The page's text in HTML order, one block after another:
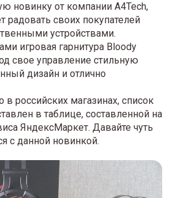
новинку от компании A4Tech,
радовать своих покупателей
устройствами.
игровая гарнитура Bloody
свое управление стильную
дизайн и отлично
в российских магазинах, список
в таблице, составленной на
ЯндексМаркет. Давайте чуть
с данной новинкой.